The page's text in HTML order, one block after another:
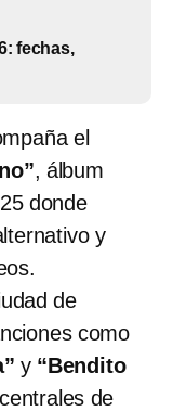
fechas,
el
, álbum
donde
y
de
como
y “Bendito
de